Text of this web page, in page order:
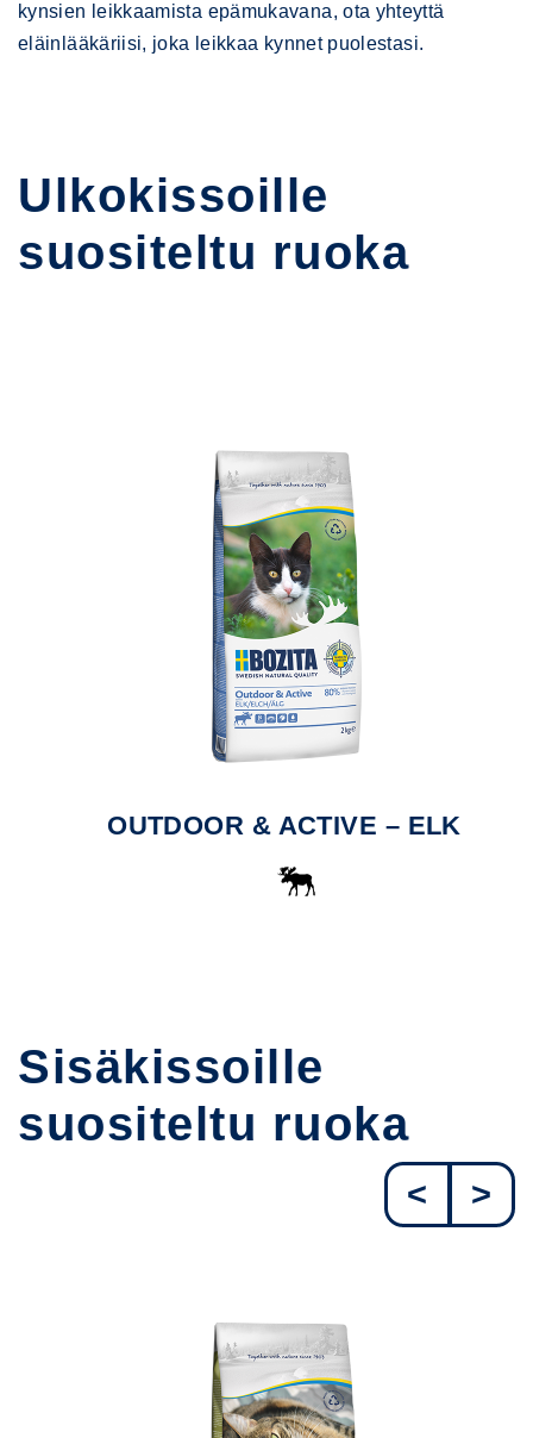
kynsien leikkaamista epämukavana, ota yhteyttä
eläinlääkäriisi, joka leikkaa kynnet puolestasi.
Ulkokissoille
suositeltu ruoka
OUTDOOR & ACTIVE – ELK
Sisäkissoille
suositeltu ruoka
< >